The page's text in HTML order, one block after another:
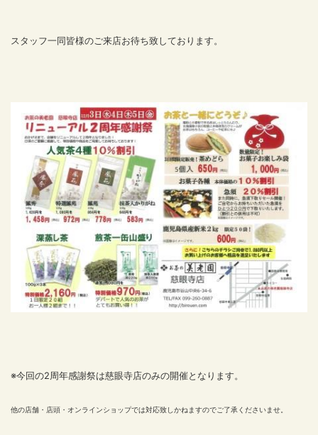
スタッフ一同皆様のご来店お待ち致しております。
※今回の2周年感謝祭は慈眼寺店のみの開催となります。
他の店舗・店頭・オンラインショップでは対応致しかねますのでご了承くださいませ。